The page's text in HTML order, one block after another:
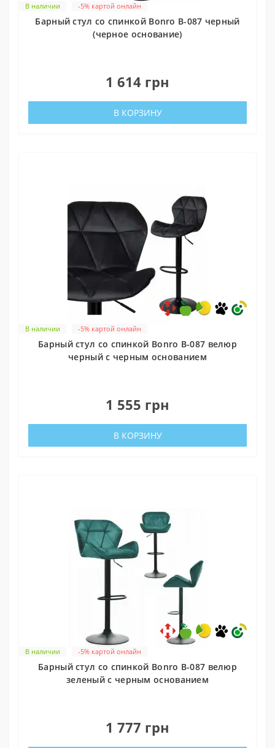
В наличии -5% картой онлайн
Барный стул со спинкой Bonro B-087 черный
(черное основание)
1 614 грн
В КОРЗИНУ
В наличии -5% картой онлайн
Барный стул со спинкой Bonro B-087 велюр
черный с черным основанием
1 555 грн
В КОРЗИНУ
В наличии -5% картой онлайн
Барный стул со спинкой Bonro B-087 велюр
зеленый с черным основанием
1 777 грн